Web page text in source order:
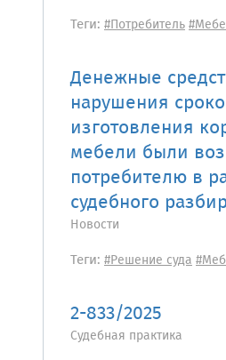
Теги: #Потребитель
Денежные
нарушения
изготовления
мебели были
потребителю в
судебного
Новости
Теги: #Решение суда
2-833/2025
Судебная практика